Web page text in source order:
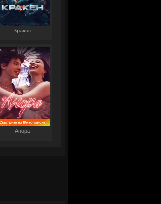
Кракен
Анора